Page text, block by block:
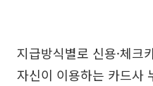
지급방식별로 신용·체크
자신이 이용하는 카드사